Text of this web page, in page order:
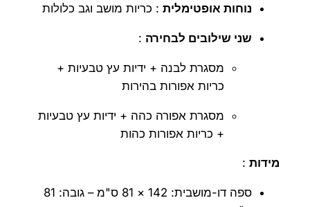
נוחות אופטימלית: כריות מושב וגב כלולות
שני שילובים לבחירה :
מסגרת לבנה + ידיות עץ טבעיות +
כריות אפורות בהירות
מסגרת אפורה כהה + ידיות עץ טבעיות
+ כריות אפורות כהות
מידות:
ספה דו-מושבית: 142 × 81 ס"מ – גובה: 81